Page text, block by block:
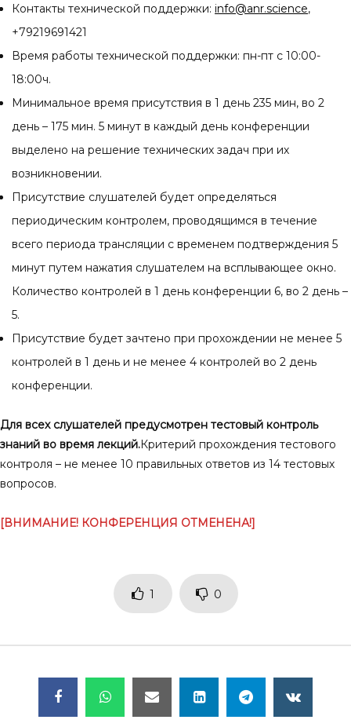
Контакты технической поддержки: info@anr.science,
+79219691421
Время работы технической поддержки: пн-пт с 10:00-
18:00ч.
Минимальное время присутствия в 1 день 235 мин, во 2
день – 175 мин. 5 минут в каждый день конференции
выделено на решение технических задач при их
возникновении.
Присутствие слушателей будет определяться
периодическим контролем, проводящимся в течение
всего периода трансляции с временем подтверждения 5
минут путем нажатия слушателем на всплывающее окно.
Количество контролей в 1 день конференции 6, во 2 день –
5.
Присутствие будет зачтено при прохождении не менее 5
контролей в 1 день и не менее 4 контролей во 2 день
конференции.
Для всех слушателей предусмотрен тестовый контроль
знаний во время лекций.Критерий прохождения тестового
контроля – не менее 10 правильных ответов из 14 тестовых
вопросов.
[ВНИМАНИЕ! КОНФЕРЕНЦИЯ ОТМЕНЕНА!]
1 0